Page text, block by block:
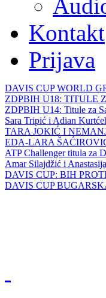
Kontakt
Prijava
DAVIS CUP WORLD
ZDPBIH U18: TITULE
ZDPBIH U14: Titule za
Sara Tripić i Adian
TARA JOKIĆ I
EDA-LARA
ATP Challenger titula za
Amar Silajdžić i
DAVIS CUP: BIH
DAVIS CUP